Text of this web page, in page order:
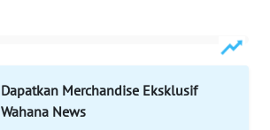
Dapatkan Merchandise Eksklusif
Wahana News